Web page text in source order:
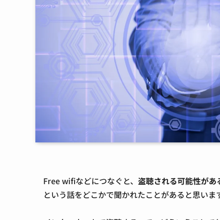
Free wifiなどにつなぐと、 盗聴される可能性があ
という話をどこかで聞かれたことがあると思いま